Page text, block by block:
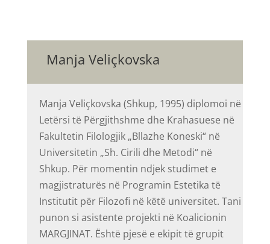
Manja Veliçkovska
Manja Veliçkovska (Shkup, 1995) diplomoi në
Letërsi të Përgjithshme dhe Krahasuese në
Fakultetin Filologjik „Bllazhe Koneski“ në
Universitetin „Sh. Cirili dhe Metodi“ në
Shkup. Për momentin ndjek studimet e
magjistraturës në Programin Estetika të
Institutit për Filozofi në këtë universitet. Tani
punon si asistente projekti në Koalicionin
MARGJINAT. Është pjesë e ekipit të grupit